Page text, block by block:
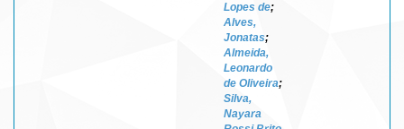
Lopes de;
Alves,
Jonatas;
Almeida,
Leonardo
de Oliveira;
Silva,
Nayara